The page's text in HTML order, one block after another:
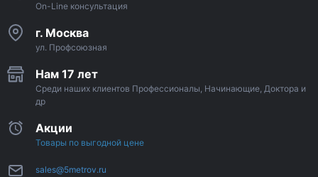
On-Line консультация
г. Москва
ул. Профсоюзная
Нам 17 лет
Среди наших клиентов Профессионалы, Начинающие, Доктора и
др
Акции
Товары по выгодной цене
sales@5metrov.ru